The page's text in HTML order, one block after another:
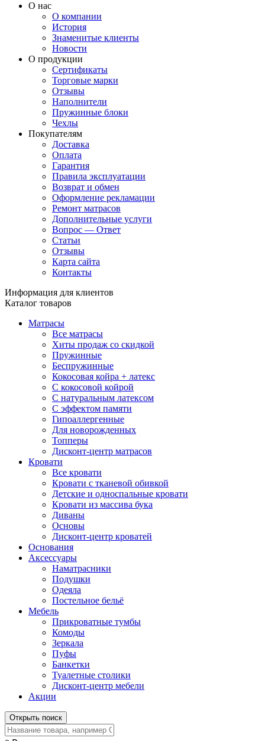
О нас
О компании
История
Знаменитые клиенты
Новости
О продукции
Сертификаты
Торговые марки
Отзывы
Наполнители
Пружинные блоки
Чехлы
Покупателям
Доставка
Оплата
Гарантия
Правила эксплуатации
Возврат и обмен
Оформление рекламации
Ремонт матрасов
Дополнительные услуги
Вопрос — Ответ
Статьи
Отзывы
Карта сайта
Контакты
Информация для клиентов
Каталог товаров
Матрасы
Все матрасы
Хиты продаж со скидкой
Пружинные
Беспружинные
Кокосовая койра + латекс
С кокосовой койрой
С натуральным латексом
С эффектом памяти
Гипоаллергенные
Для новорожденных
Топперы
Дисконт-центр матрасов
Кровати
Все кровати
Кровати с тканевой обивкой
Детские и односпальные кровати
Кровати из массива бука
Диваны
Основы
Дисконт-центр кроватей
Основания
Аксессуары
Наматрасники
Подушки
Одеяла
Постельное бельё
Мебель
Прикроватные тумбы
Комоды
Зеркала
Пуфы
Банкетки
Туалетные столики
Дисконт-центр мебели
Акции
Открыть поиск